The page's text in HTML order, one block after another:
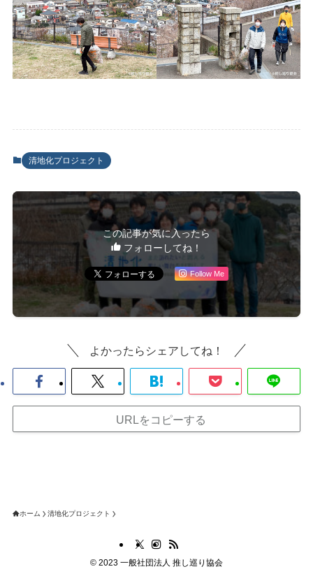
清地化プロジェクト
この記事が気に入ったら
フォローしてね！
Follow Me
よかったらシェアしてね！
URLをコピーする
ホーム 清地化プロジェクト
© 2023 一般社団法人 推し巡り協会